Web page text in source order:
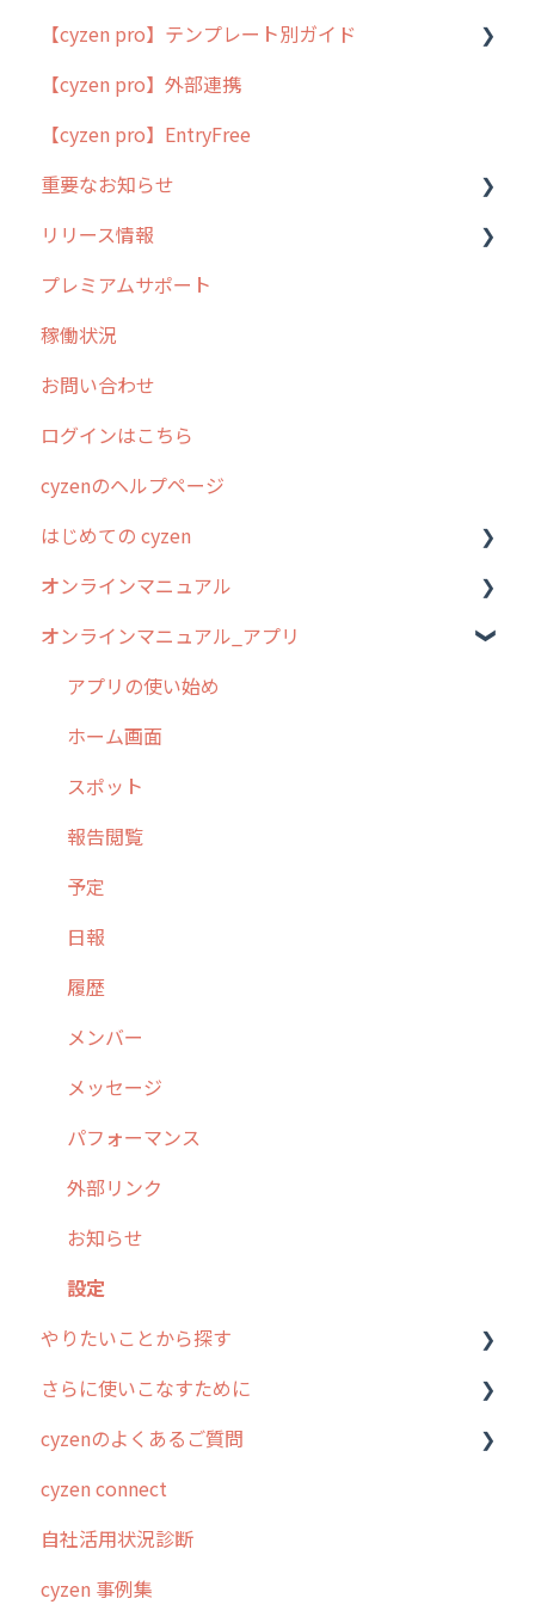
cyzen proの位置情報取得について
用語集
よくある質問
【cyzen pro】テンプレート別ガイド
ポスティング
ラウンダー
メンテナンス
外廻り営業
清掃
不動産
【cyzen pro】外部連携
【cyzen pro】EntryFree
重要なお知らせ
過去の重要なお知らせ
障害情報
リリース情報
リリース
2026年のリリース情報
2025年のリリース情報
2024年のリリース情報
2023年のリリース情報
過去のリリース
2019年までのリリース情報
お客様の声を実現しました
プレミアムサポート
稼働状況
お問い合わせ
ログインはこちら
cyzenのヘルプページ
はじめての cyzen
0. はじめてのcyzenの使い方
1. cyzenについて知ろう
2. 主要機能の概要
3. cyzenの位置情報取得について
4. cyzen利用前の準備：システム管理者編
5. 基本的な使い方：システム管理者編
6. 基本的な使い方：ユーザー編
7. 初心者向けよくある質問集
8. 用語集
9. もっと便利に利用するための設定
10.ユーザー向けおすすめの使い方
【業界業種別】cyzen設定方法
オンラインマニュアル
管理サイトの使い始め
ユーザー・グループ管理
行動管理
予定管理
スポット
ステータス・主観
報告書・行動種別
勤怠管理
活動通知
パフォーマンス
帳票出力
メッセージ・ファイル添付
商品
各種設定・その他
オンラインマニュアル_アプリ
アプリの使い始め
ホーム画面
スポット
報告閲覧
予定
日報
履歴
メンバー
メッセージ
パフォーマンス
外部リンク
お知らせ
設定
やりたいことから探す
行動管理
勤怠管理
予定管理
スポット
ステータス・主観
さらに使いこなすために
はじめに
スポット・ステータス関連オプション
交通費自動計算
安全走行支援
cyzenのよくあるご質問
ログインについて
グループ・ユーザーについて
GPS・位置情報 について
cyzen connect
自社活用状況診断
cyzen 事例集